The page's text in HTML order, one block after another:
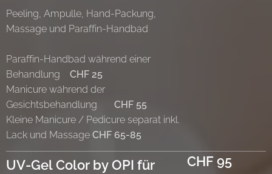
Peeling, Ampulle, Hand-Packung,
Massage und Paraffin-Handbad
Paraffin-Handbad während einer
Behandlung
CHF 25
Manicure während der
Gesichtsbehandlung CHF 55
Kleine Manicure / Pedicure separat inkl.
Lack und Massage CHF 65-85
UV-Gel Color by OPI für CHF 95